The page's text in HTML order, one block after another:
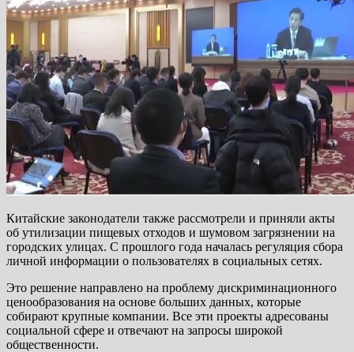
Китайские законодатели также рассмотрели и приняли акты
об утилизации пищевых отходов и шумовом загрязнении на
городских улицах. С прошлого года началась регуляция сбора
личной информации о пользователях в социальных сетях.
Это решение направлено на проблему дискриминационного
ценообразования на основе больших данных, которые
собирают крупные компании. Все эти проекты адресованы
социальной сфере и отвечают на запросы широкой
общественности.